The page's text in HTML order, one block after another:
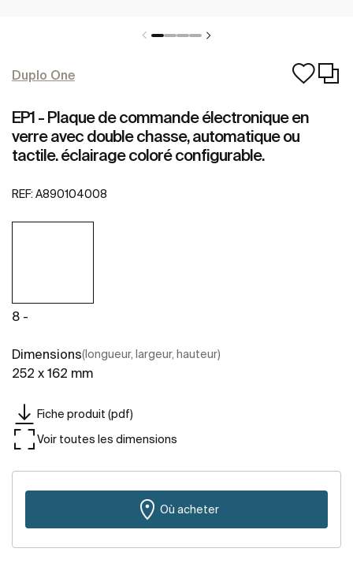
Duplo One
EP1 - Plaque de commande électronique en
verre avec double chasse, automatique ou
tactile. éclairage coloré configurable.
REF: A890104008
8 -
Dimensions(longueur, largeur, hauteur)
252 x 162 mm
Fiche produit (pdf)
Voir toutes les dimensions
Où acheter